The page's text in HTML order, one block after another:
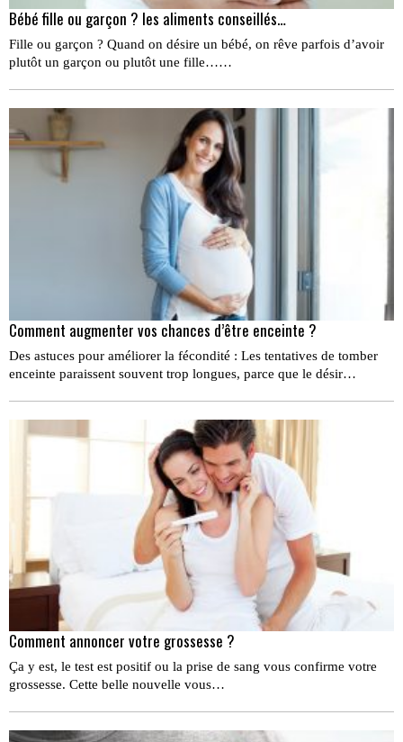
Bébé fille ou garçon ? les aliments conseillés…
Fille ou garçon ? Quand on désire un bébé, on rêve parfois d’avoir
plutôt un garçon ou plutôt une fille……
Comment augmenter vos chances d’être enceinte ?
Des astuces pour améliorer la fécondité : Les tentatives de tomber
enceinte paraissent souvent trop longues, parce que le désir…
Comment annoncer votre grossesse ?
Ça y est, le test est positif ou la prise de sang vous confirme votre
grossesse. Cette belle nouvelle vous…